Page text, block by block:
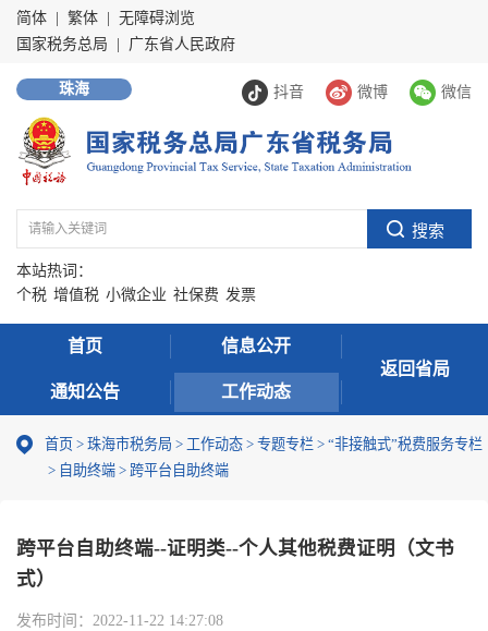
简体 繁体
无障碍浏览
国家税务总局
广东省人民政府
抖音 微博 微信
珠海
本站热词：
个税 增值税 小微企业 社保费 发票
首页 信息公开
通知公告 工作动态
返回省局
首页 > 珠海市税务局 > 工作动态 > 专题专栏 > “非接触式”税费服务专栏
> 自助终端 > 跨平台自助终端
跨平台自助终端--证明类--个人其他税费证明（文书
式）
发布时间： 2022-11-22 14:27:08